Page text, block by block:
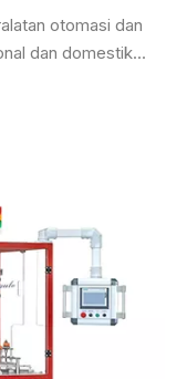
otomasi dan
dan domestik...